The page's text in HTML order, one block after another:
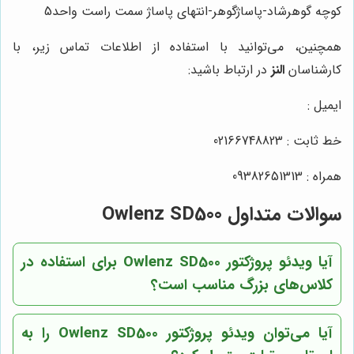
کوچه گوهرشاد-پاساژگوهر-انتهای پاساژ سمت راست واحد5
همچنین، می‌توانید با استفاده از اطلاعات تماس زیر، با
کارشناسان النز در ارتباط باشید:
ایمیل :
خط ثابت : 02166748823
همراه : 09382651313
سوالات متداول Owlenz SD500
آیا ویدئو پروژکتور Owlenz SD500 برای استفاده در
کلاس‌های بزرگ مناسب است؟
آیا می‌توان ویدئو پروژکتور Owlenz SD500 را به